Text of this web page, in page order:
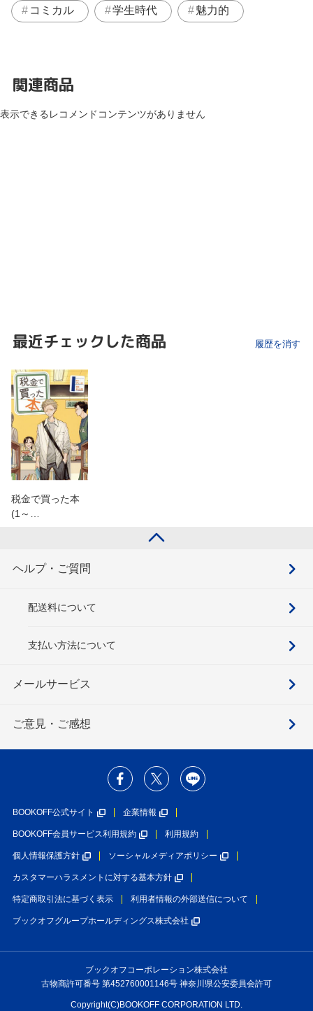
コミカル 学生時代 魅力的
関連商品
表示できるレコメンドコンテンツがありません
最近チェックした商品 履歴を消す
税金で買った本
(1～…
ヘルプ・ご質問
配送料について
支払い方法について
メールサービス
ご意見・ご感想
BOOKOFF公式サイト 企業情報
BOOKOFF会員サービス利用規約 利用規約
個人情報保護方針 ソーシャルメディアポリシー
カスタマーハラスメントに対する基本方針
特定商取引法に基づく表示 利用者情報の外部送信について
ブックオフグループホールディングス株式会社
ブックオフコーポレーション株式会社
古物商許可番号 第452760001146号 神奈川県公安委員会許可
Copyright(C)BOOKOFF CORPORATION LTD.